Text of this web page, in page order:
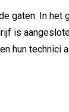
gaten. In het
is
hun technici